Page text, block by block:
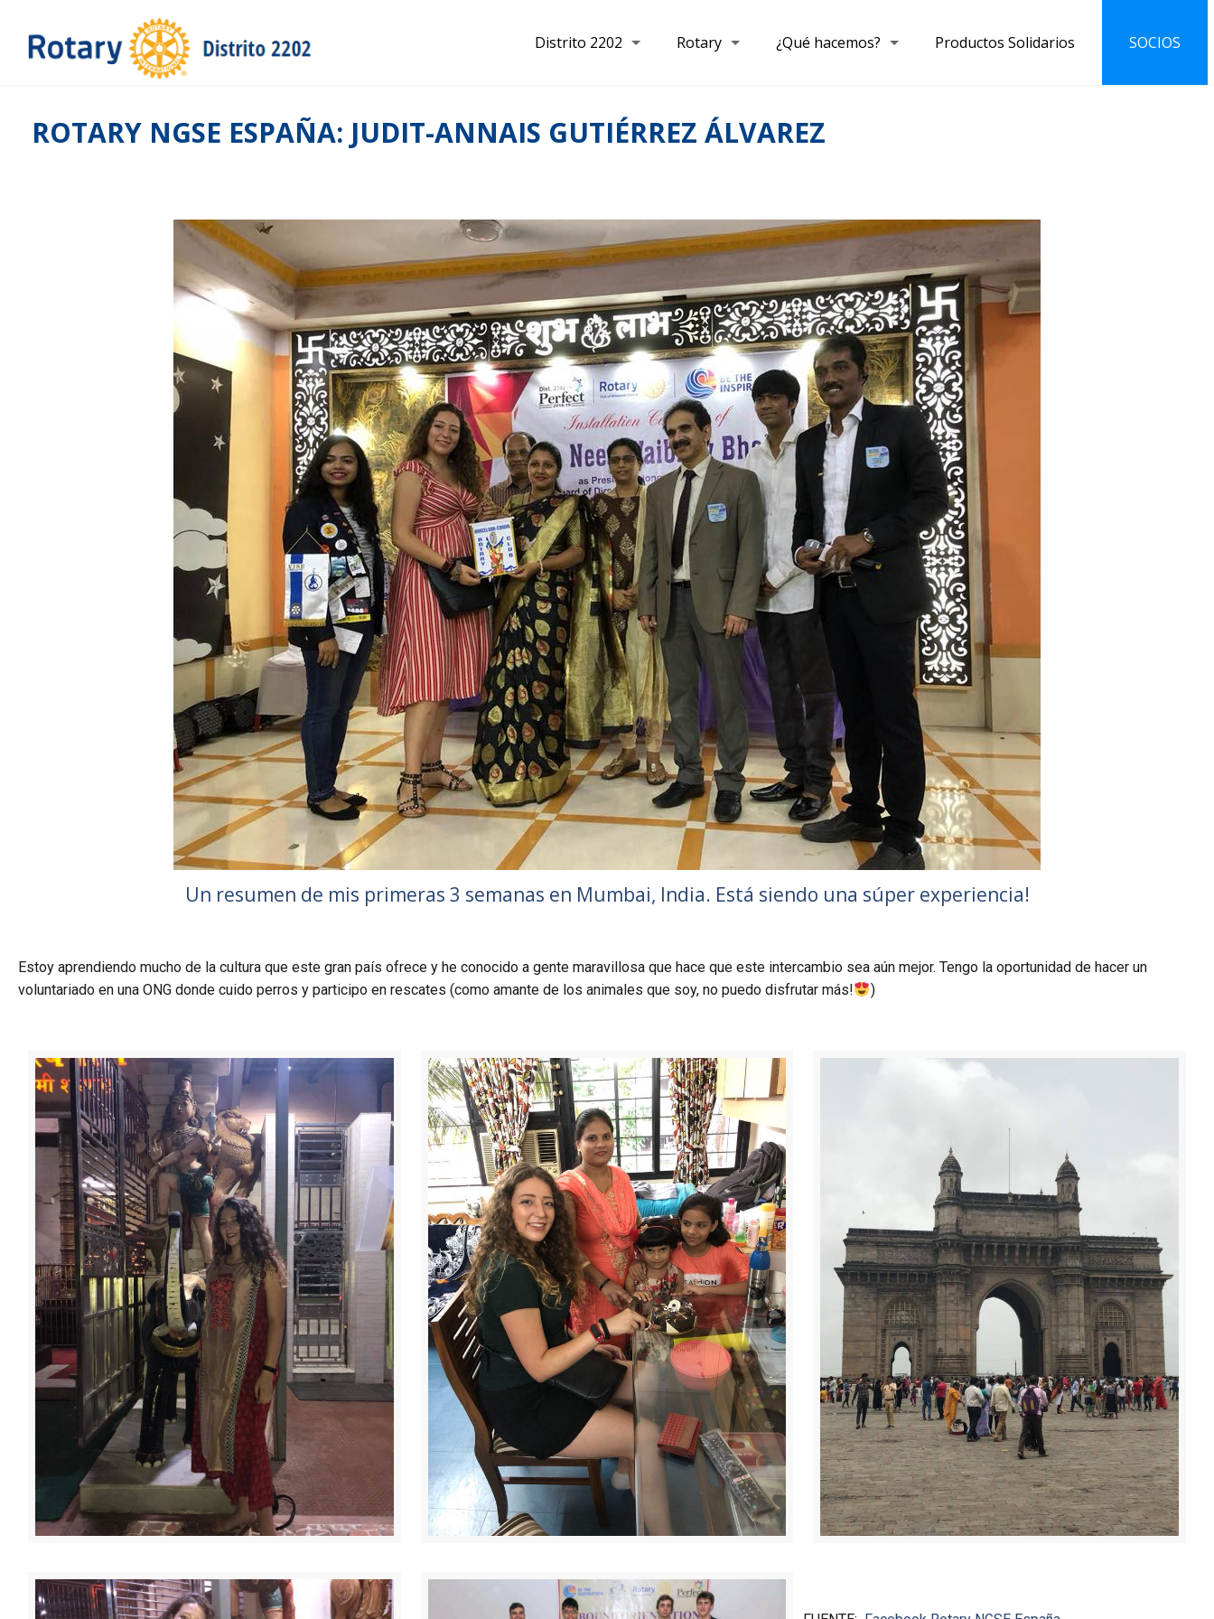
Distrito 2202 Rotary ¿Qué hacemos? Productos Solidarios SOCIOS
ROTARY NGSE ESPAÑA: JUDIT-ANNAIS GUTIÉRREZ ÁLVAREZ
Un resumen de mis primeras 3 semanas en Mumbai, India. Está siendo una súper experiencia!
Estoy aprendiendo mucho de la cultura que este gran país ofrece y he conocido a gente maravillosa que hace que este intercambio sea aún mejor. Tengo la oportunidad de hacer un
voluntariado en una ONG donde cuido perros y participo en rescates (como amante de los animales que soy, no puedo disfrutar más!
)